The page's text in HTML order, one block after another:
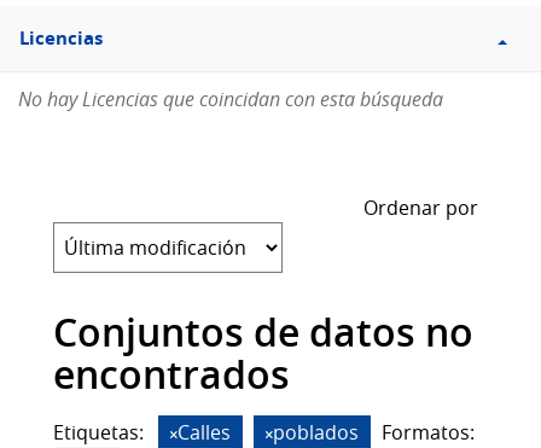
Filtro
Licencias
Licencias
No hay Licencias que coincidan con esta búsqueda
Ordenar por
Conjuntos de datos no
encontrados
Etiquetas: Calles poblados
Formatos: